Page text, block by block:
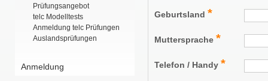
Prüfungsangebot
telc Modelltests
Anmeldung telc Prüfungen
Auslandsprüfungen
Anmeldung
Geburtsland *
Muttersprache *
Telefon / Handy *